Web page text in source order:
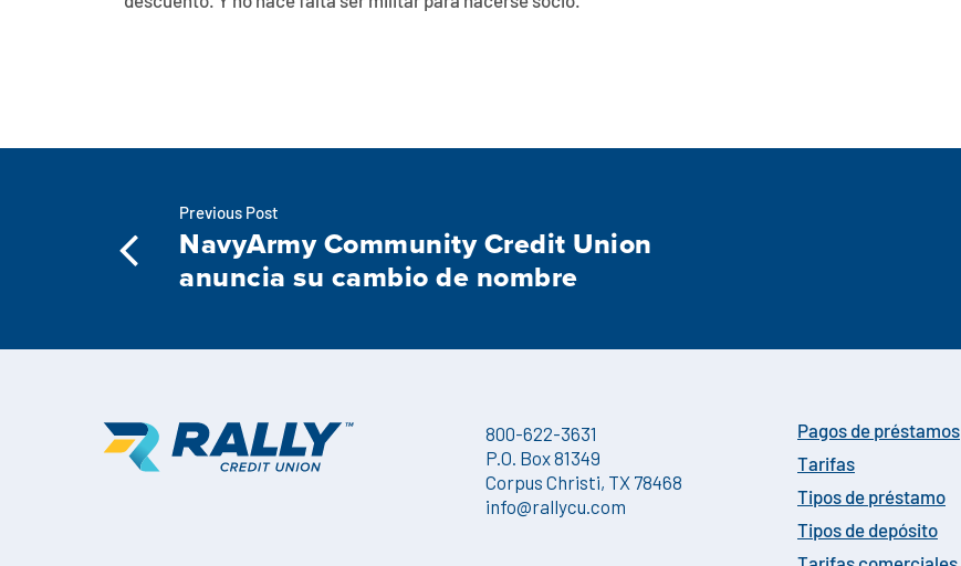
Previous Post
NavyArmy Community Credit Union
anuncia su cambio de nombre
800-622-3631
P.O. Box 81349
Corpus Christi, TX 78468
info@rallycu.com
Pagos de préstamos
Tarifas
Tipos de préstamo
Tipos de depósito